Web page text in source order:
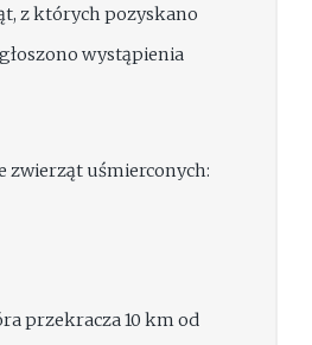
z których pozyskano
wystąpienia
zwierząt uśmierconych:
przekracza 10 km od